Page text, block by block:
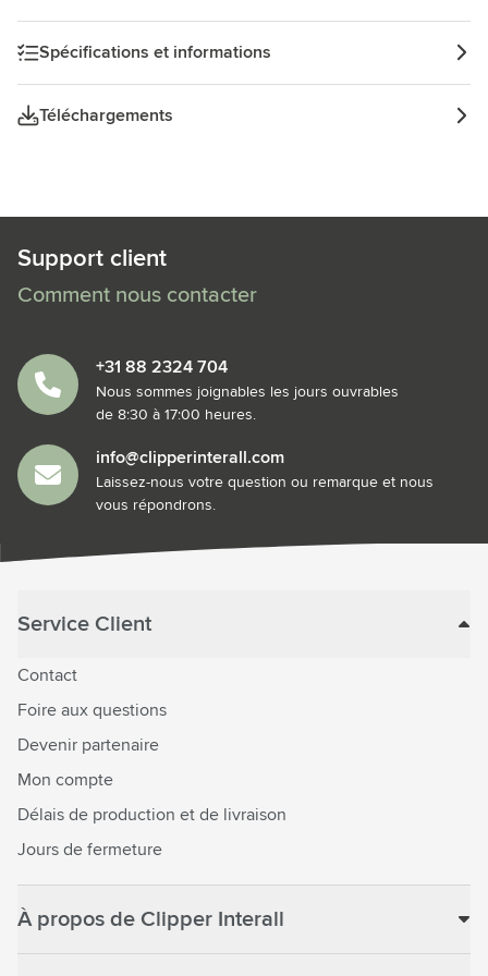
garantie fabricant Mepal de 2 ans. Capacité 500 ml. Mepal
est une entreprise certifiée B Corp™, cette entreprise
Spécifications et informations
Téléchargements
Support client
Comment nous contacter
+31 88 2324 704
Nous sommes joignables les jours ouvrables
de 8:30 à 17:00 heures.
info@clipperinterall.com
Laissez-nous votre question ou remarque et nous
vous répondrons.
Service Client
Contact
Foire aux questions
Devenir partenaire
Mon compte
Délais de production et de livraison
Jours de fermeture
À propos de Clipper Interall